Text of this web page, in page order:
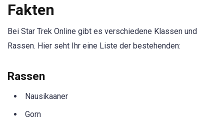
Fakten
Bei Star Trek Online gibt es verschiedene Klassen und
Rassen. Hier seht Ihr eine Liste der bestehenden:
Rassen
Nausikaaner
Gorn